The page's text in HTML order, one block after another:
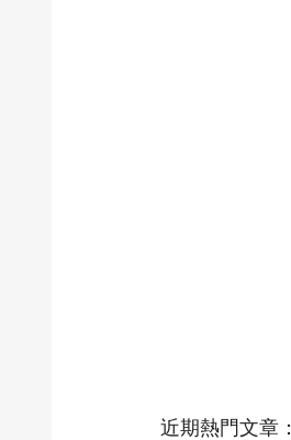
近期熱門文章：